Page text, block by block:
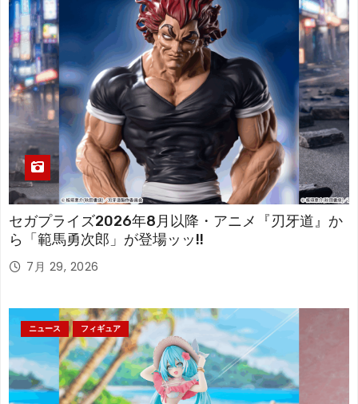
セガプライズ2026年8月以降・アニメ『刃牙道』か
ら「範馬勇次郎」が登場ッッ!!
7月 29, 2026
ニュース フィギュア